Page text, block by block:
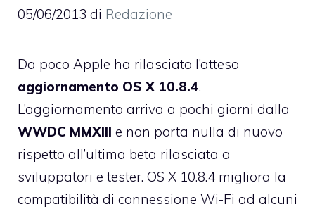
05/06/2013 di Redazione
Da poco Apple ha rilasciato l’atteso
aggiornamento OS X 10.8.4.
L’aggiornamento arriva a pochi giorni dalla
WWDC MMXIII e non porta nulla di nuovo
rispetto all’ultima beta rilasciata a
sviluppatori e tester. OS X 10.8.4 migliora la
compatibilità di connessione Wi-Fi ad alcuni